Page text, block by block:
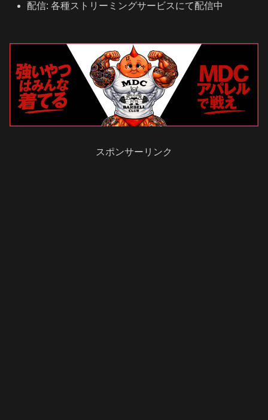
配信: 各種ストリーミングサービスにて配信中
スポンサーリンク